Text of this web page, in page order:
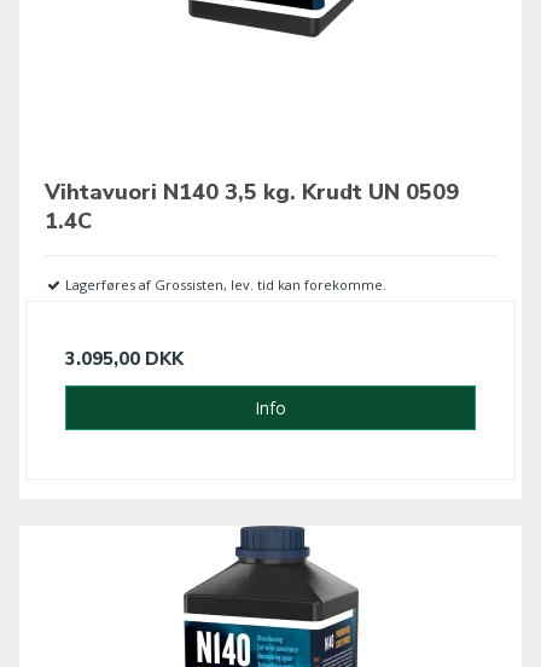
Vihtavuori N140 3,5 kg. Krudt UN 0509
1.4C
Lagerføres af Grossisten, lev. tid kan forekomme.
3.095,00 DKK
Info